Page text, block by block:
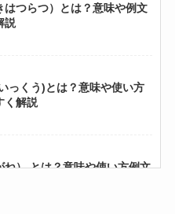
はつらつ）とは？意味や例文
説
っくう)とは？意味や使い方
く解説
ね） とは？意味や使い方例文